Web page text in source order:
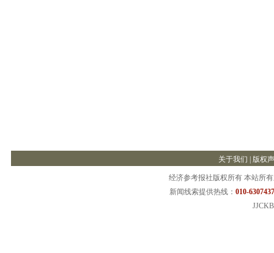
关于我们 版权
经济参考报社版权所有 本站所
新闻线索提供热线： 010-